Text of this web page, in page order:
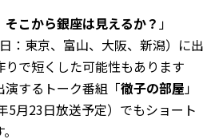
そこから銀座は見えるか？」
：東京、富山、大阪、新潟）に出
で短くした可能性もあります
演するトーク番組「徹子の部屋」
5月23日放送予定）でもショート